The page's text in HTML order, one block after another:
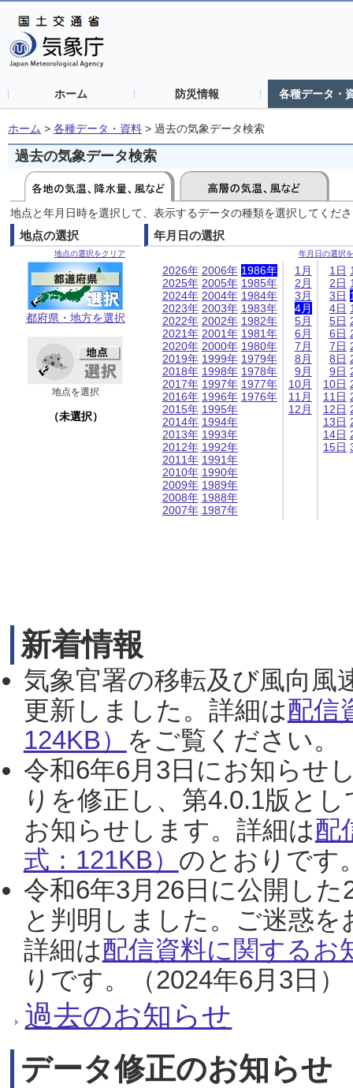
ホーム 防災情報 各種データ・
ホーム > 各種データ・資料 > 過去の気象データ検索
過去の気象データ検索
地点と年月日時を選択して、表示するデータの種類を選択してくだ
地点の選択
地点の選択をクリア
都府県・地方を選択
地点を選択
（未選択）
年月日の選択
年月日の選択
2026年
2025年
2024年
2023年
2022年
2021年
2020年
2019年
2018年
2017年
2016年
2015年
2014年
2013年
2012年
2011年
2010年
2009年
2008年
2007年
2006年
2005年
2004年
2003年
2002年
2001年
2000年
1999年
1998年
1997年
1996年
1995年
1994年
1993年
1992年
1991年
1990年
1989年
1988年
1987年
1986年
1985年
1984年
1983年
1982年
1981年
1980年
1979年
1978年
1977年
1976年
1月
2月
3月
4月
5月
6月
7月
8月
9月
10月
11月
12月
1日
2日
3日
4日
5日
6日
7日
8日
9日
10日
11日
12日
13日
14日
15日
新着情報
気象官署の移転及び風向風
更新しました。詳細は配信
124KB） をご覧ください。
令和6年6月3日にお知らせ
りを修正し、第4.0.1版と
お知らせします。詳細は配
式：121KB） のとおりです
令和6年3月26日に公開し
と判明しました。ご迷惑
詳細は配信資料に関するお
りです。（2024年6月3日）
過去のお知らせ
データ修正のお知らせ